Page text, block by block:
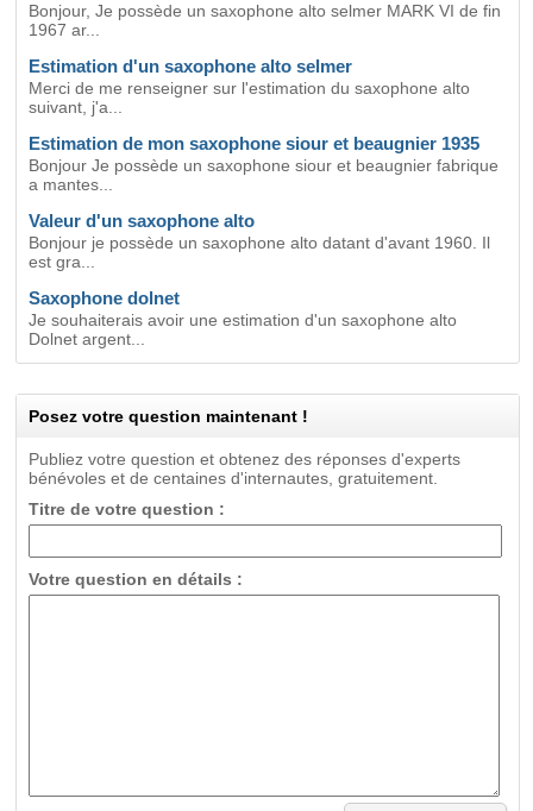
Bonjour, Je possède un saxophone alto selmer MARK VI de fin
1967 ar...
Estimation d'un saxophone alto selmer
Merci de me renseigner sur l'estimation du saxophone alto
suivant, j'a...
Estimation de mon saxophone siour et beaugnier 1935
Bonjour Je possède un saxophone siour et beaugnier fabrique
a mantes...
Valeur d'un saxophone alto
Bonjour je possède un saxophone alto datant d'avant 1960. Il
est gra...
Saxophone dolnet
Je souhaiterais avoir une estimation d'un saxophone alto
Dolnet argent...
Posez votre question maintenant !
Publiez votre question et obtenez des réponses d'experts
bénévoles et de centaines d'internautes, gratuitement.
Titre de votre question :
Votre question en détails :